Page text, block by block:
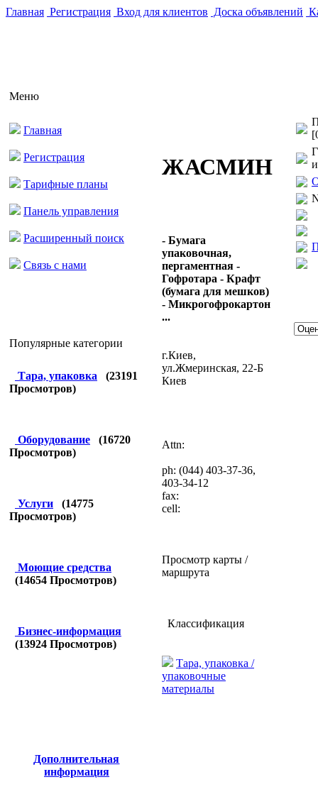
Главная Регистрация Вход для клиентов Доска объявлений
Меню
Главная
Регистрация
Тарифные планы
Панель управления
Расширенный поиск
Связь с нами
Популярные категории
Тара, упаковка (23191
Просмотров)
Оборудование (16720
Просмотров)
Услуги (14775
Просмотров)
Моющие средства
(14654 Просмотров)
Бизнес-информация
(13924 Просмотров)
Дополнительная
информация
ЖАСМИН
- Бумага
упаковочная,
пергаментная -
Гофротара - Крафт
(бумага для мешков)
- Микрогофрокартон
...
г.Киев,
ул.Жмеринская, 22-Б
Киев
Attn:
ph: (044) 403-37-36,
403-34-12
fax:
cell:
Просмотр карты /
маршрута
Классификация
Тара, упаковка /
упаковочные
материалы